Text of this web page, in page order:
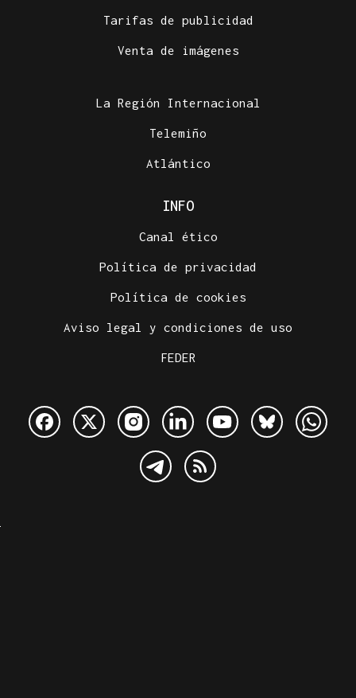
Tarifas de publicidad
Venta de imágenes
La Región Internacional
Telemiño
Atlántico
INFO
Canal ético
Política de privacidad
Política de cookies
Aviso legal y condiciones de uso
FEDER